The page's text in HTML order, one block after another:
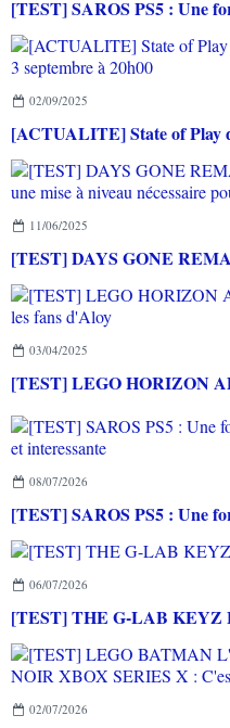
02/09/2025
11/06/2025
03/04/2025
08/07/2026
06/07/2026
[TEST] THE G-LAB KEYZ
02/07/2026